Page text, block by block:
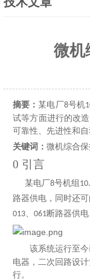
微机
摘要：某电厂8号机
试等方面进行的改
可靠性、先进性和
关键词： 微机综合
0 引言
某电厂8号机组
路器供电，同时还
013、 061断路器供
该系统运行至
电器，二次回路设
行。